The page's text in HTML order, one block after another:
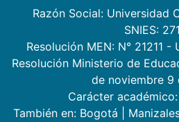
Razón Social: Universidad
SNIES:
Resolución MEN: N° 21211
Resolución Ministerio de
de noviembre 9
Carácter
También en: Bogotá